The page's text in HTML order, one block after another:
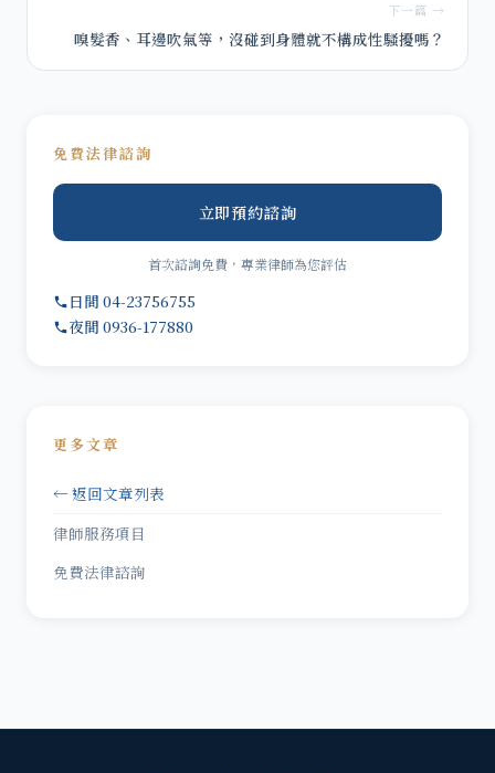
下一篇 →
嗅髮香、耳邊吹氣等，沒碰到身體就不構成性騷擾嗎？
免費法律諮詢
立即預約諮詢
首次諮詢免費，專業律師為您評估
日間 04-23756755
夜間 0936-177880
更多文章
← 返回文章列表
律師服務項目
免費法律諮詢